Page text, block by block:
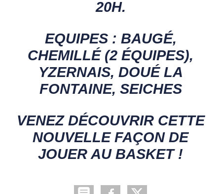
20H.
EQUIPES : BAUGÉ,
CHEMILLÉ (2 ÉQUIPES),
YZERNAIS, DOUÉ LA
FONTAINE, SEICHES
VENEZ DÉCOUVRIR CETTE
NOUVELLE FAÇON DE
JOUER AU BASKET !